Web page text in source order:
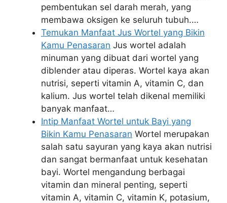
pembentukan sel darah merah, yang
membawa oksigen ke seluruh tubuh.…
Temukan Manfaat Jus Wortel yang Bikin
Kamu Penasaran Jus wortel adalah
minuman yang dibuat dari wortel yang
diblender atau diperas. Wortel kaya akan
nutrisi, seperti vitamin A, vitamin C, dan
kalium. Jus wortel telah dikenal memiliki
banyak manfaat…
Intip Manfaat Wortel untuk Bayi yang
Bikin Kamu Penasaran Wortel merupakan
salah satu sayuran yang kaya akan nutrisi
dan sangat bermanfaat untuk kesehatan
bayi. Wortel mengandung berbagai
vitamin dan mineral penting, seperti
vitamin A, vitamin C, vitamin K, potasium,